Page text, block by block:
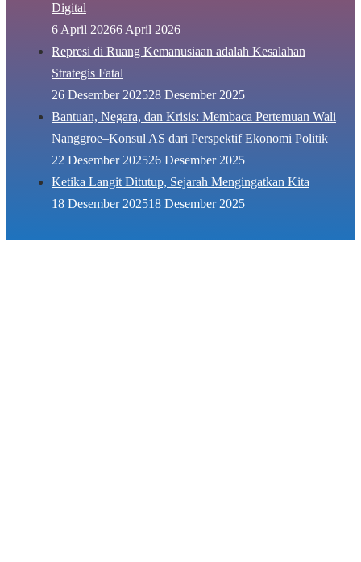
Digital
6 April 20266 April 2026
Represi di Ruang Kemanusiaan adalah Kesalahan
Strategis Fatal
26 Desember 202528 Desember 2025
Bantuan, Negara, dan Krisis: Membaca Pertemuan Wali
Nanggroe–Konsul AS dari Perspektif Ekonomi Politik
22 Desember 202526 Desember 2025
Ketika Langit Ditutup, Sejarah Mengingatkan Kita
18 Desember 202518 Desember 2025